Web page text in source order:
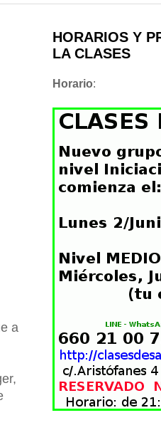
a
HORARIOS Y
LA CLASES
Horario: